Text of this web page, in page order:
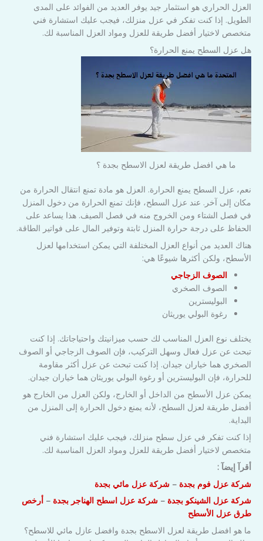
العزل الحراري هو استثمار جيد يوفر العديد من الفوائد على المدى
الطويل. إذا كنت تفكر في عزل منزلك، فيجب عليك استشارة فني
متخصص لاختيار أفضل طريقة للعزل ومواد العزل المناسبة لك.
هل عزل السطح يمنع الحرارة؟
ما هي افضل طريقة لعزل الاسطح بجدة ؟
نعم، عزل السطح يمنع الحرارة. العزل هو مادة تمنع انتقال الحرارة من
مكان إلى آخر. عند عزل السطح، فإنك تمنع الحرارة من دخول المنزل
في فصل الشتاء ومن الخروج منه في فصل الصيف. هذا يساعد على
الحفاظ على درجة حرارة المنزل ثابتة وتوفير المال على فواتير الطاقة.
هناك العديد من أنواع العزل المختلفة التي يمكن استخدامها لعزل
الأسطح، ولكن أكثرها شيوعًا هي:
الصوف الزجاجي
الصوف الصخري
البوليسترين
رغوة البولي يوريثان
يختلف نوع العزل المناسب لك حسب ميزانيتك واحتياجاتك. إذا كنت
تبحث عن عزل فعال وسهل التركيب، فإن الصوف الزجاجي أو الصوف
الصخري هما خياران جيدان. إذا كنت تبحث عن عزل أكثر مقاومة
للحرارة، فإن البوليسترين أو رغوة البولي يوريثان هما خياران جيدان.
يمكن عزل الأسطح من الداخل أو الخارج، ولكن العزل من الخارج هو
أفضل طريقة لعزل السطح، لأنه يمنع دخول الحرارة إلى المنزل من
البداية.
إذا كنت تفكر في عزل سطح منزلك، فيجب عليك استشارة فني
متخصص لاختيار أفضل طريقة للعزل ومواد العزل المناسبة لك.
أقرآ إيضآ :
شركة عزل فوم بجدة – شركة عزل مائي بجدة
شركة عزل الشينكو بجدة – شركة عزل اسطح الهناجر بجدة – أرخص
طرق عزل الأسطح
ما هو افضل طريقة لعزل الاسطح بجدة وافضل عازل مائي للاسطح؟